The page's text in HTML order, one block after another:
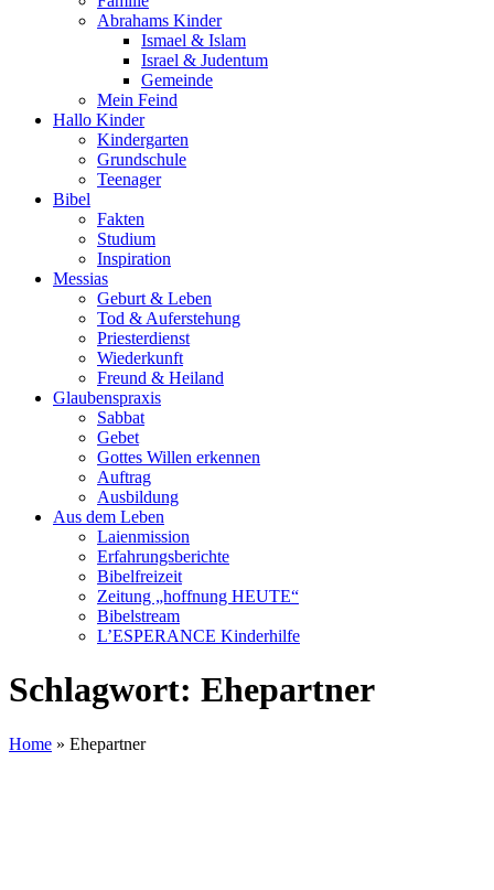
Abrahams Kinder
Ismael & Islam
Israel & Judentum
Gemeinde
Mein Feind
Hallo Kinder
Kindergarten
Grundschule
Teenager
Bibel
Fakten
Studium
Inspiration
Messias
Geburt & Leben
Tod & Auferstehung
Priesterdienst
Wiederkunft
Freund & Heiland
Glaubenspraxis
Sabbat
Gebet
Gottes Willen erkennen
Auftrag
Ausbildung
Aus dem Leben
Laienmission
Erfahrungsberichte
Bibelfreizeit
Zeitung „hoffnung HEUTE“
Bibelstream
L’ESPERANCE Kinderhilfe
Schlagwort: Ehepartner
Home » Ehepartner